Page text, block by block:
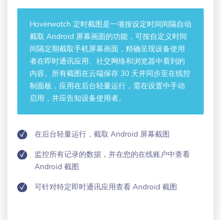
Hoverwatch 定时截图 是一项按设定时间间隔自动
截取 Android 屏幕画面的功能，可按自定义时间
间隔定期截取手机屏幕画面，精确呈现设备使用
者在即时通讯应用、社交网络和浏览器中看到的
内容。所有截图在云端保存 30 天并同步至在线控
制面板，应用在后台轻量运行，需在设置中手动
启用，并应告知设备使用者。
在后台轻量运行，截取 Android 屏幕截图
监控所有记录的数据，并在您的在线账户中查看
Android 截图
可针对特定即时通讯应用查看 Android 截图